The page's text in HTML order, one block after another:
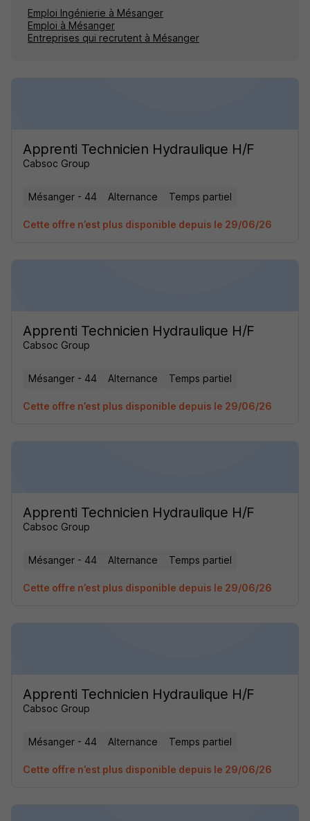
Emploi Ingénierie à Mésanger
Emploi à Mésanger
Entreprises qui recrutent à Mésanger
Apprenti Technicien Hydraulique H/F
Cabsoc Group
Mésanger - 44 Alternance Temps partiel
Cette offre n’est plus disponible depuis le 29/06/26
Apprenti Technicien Hydraulique H/F
Cabsoc Group
Mésanger - 44 Alternance Temps partiel
Cette offre n’est plus disponible depuis le 29/06/26
Apprenti Technicien Hydraulique H/F
Cabsoc Group
Mésanger - 44 Alternance Temps partiel
Cette offre n’est plus disponible depuis le 29/06/26
Apprenti Technicien Hydraulique H/F
Cabsoc Group
Mésanger - 44 Alternance Temps partiel
Cette offre n’est plus disponible depuis le 29/06/26